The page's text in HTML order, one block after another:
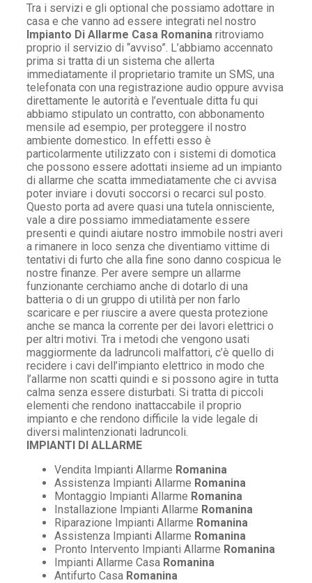
Tra i servizi e gli optional che possiamo adottare in
casa e che vanno ad essere integrati nel nostro
Impianto Di Allarme Casa Romanina ritroviamo
proprio il servizio di “avviso”. L’abbiamo accennato
prima si tratta di un sistema che allerta
immediatamente il proprietario tramite un SMS, una
telefonata con una registrazione audio oppure avvisa
direttamente le autorità e l’eventuale ditta fu qui
abbiamo stipulato un contratto, con abbonamento
mensile ad esempio, per proteggere il nostro
ambiente domestico. In effetti esso è
particolarmente utilizzato con i sistemi di domotica
che possono essere adottati insieme ad un impianto
di allarme che scatta immediatamente che ci avvisa
poter inviare i dovuti soccorsi o recarci sul posto.
Questo porta ad avere quasi una tutela onnisciente,
vale a dire possiamo immediatamente essere
presenti e quindi aiutare nostro immobile nostri averi
a rimanere in loco senza che diventiamo vittime di
tentativi di furto che alla fine sono danno cospicua le
nostre finanze. Per avere sempre un allarme
funzionante cerchiamo anche di dotarlo di una
batteria o di un gruppo di utilità per non farlo
scaricare e per riuscire a avere questa protezione
anche se manca la corrente per dei lavori elettrici o
per altri motivi. Tra i metodi che vengono usati
maggiormente da ladruncoli malfattori, c’è quello di
recidere i cavi dell’impianto elettrico in modo che
l’allarme non scatti quindi e si possono agire in tutta
calma senza essere disturbati. Si tratta di piccoli
elementi che rendono inattaccabile il proprio
impianto e che rendono difficile la vide legale di
diversi malintenzionati ladruncoli.
IMPIANTI DI ALLARME
Vendita Impianti Allarme Romanina
Assistenza Impianti Allarme Romanina
Montaggio Impianti Allarme Romanina
Installazione Impianti Allarme Romanina
Riparazione Impianti Allarme Romanina
Assistenza Impianti Allarme Romanina
Pronto Intervento Impianti Allarme Romanina
Impianti Allarme Casa Romanina
Antifurto Casa Romanina